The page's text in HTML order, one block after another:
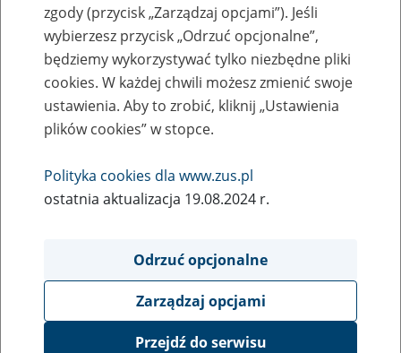
Zaproś ZUS do siebie - zakładanie profili
eZUS w siedzibie Twojej firmy
Rodzaj wydarzenia
Szkolenia
Obszar merytoryczny
obsługa klientów
Opis wydarzenia
zgody (przycisk „Zarządzaj opcjami”). Jeśli
wybierzesz przycisk „Odrzuć opcjonalne”,
będziemy wykorzystywać tylko niezbędne pliki
cookies. W każdej chwili możesz zmienić swoje
ustawienia. Aby to zrobić, kliknij „Ustawienia
plików cookies” w stopce.
Polityka cookies dla www.zus.pl
ostatnia aktualizacja 19.08.2024 r.
Odrzuć opcjonalne
Zarządzaj opcjami
Przejdź do serwisu